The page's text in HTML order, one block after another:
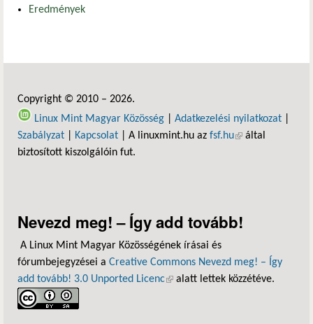
Eredmények
Copyright © 2010 – 2026.
Linux Mint Magyar Közösség
Adatkezelési nyilatkozat
Szabályzat
Kapcsolat | A linuxmint.hu az fsf.hu(külső hivatkozás)
által
biztosított kiszolgálóin fut.
Nevezd meg! – Így add tovább!
A Linux Mint Magyar Közösségének írásai és
fórumbejegyzései a Creative Commons Nevezd meg! – Így
add tovább! 3.0 Unported Licenc(külső hivatkozás)
alatt lettek közzétéve.